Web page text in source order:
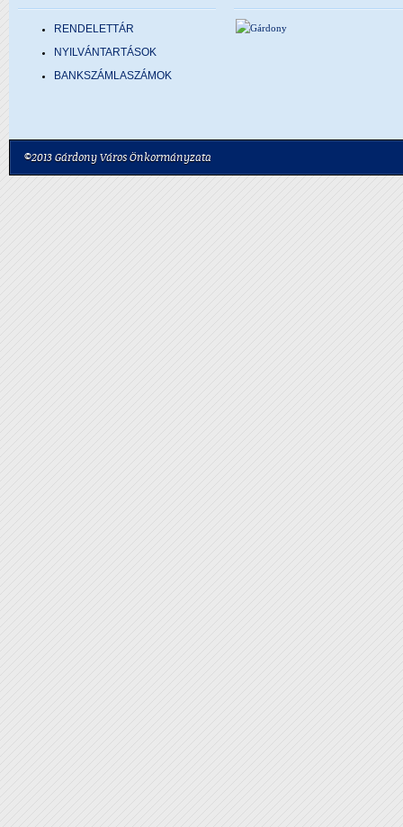
RENDELETTÁR
NYILVÁNTARTÁSOK
BANKSZÁMLASZÁMOK
©2013 Gárdony Város Önkormányzata